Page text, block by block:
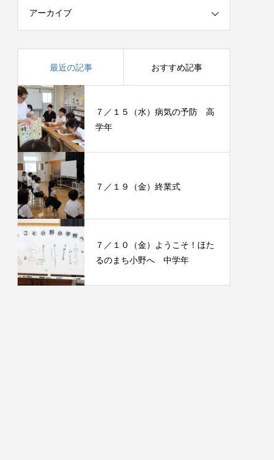
アーカイブ
最近の記事 おすすめ記事
７／１５（水）病気の予防 高
学年
７／１９（金）終業式
７／１０（金）ようこそ！ほた
るのまち小野へ 中学年